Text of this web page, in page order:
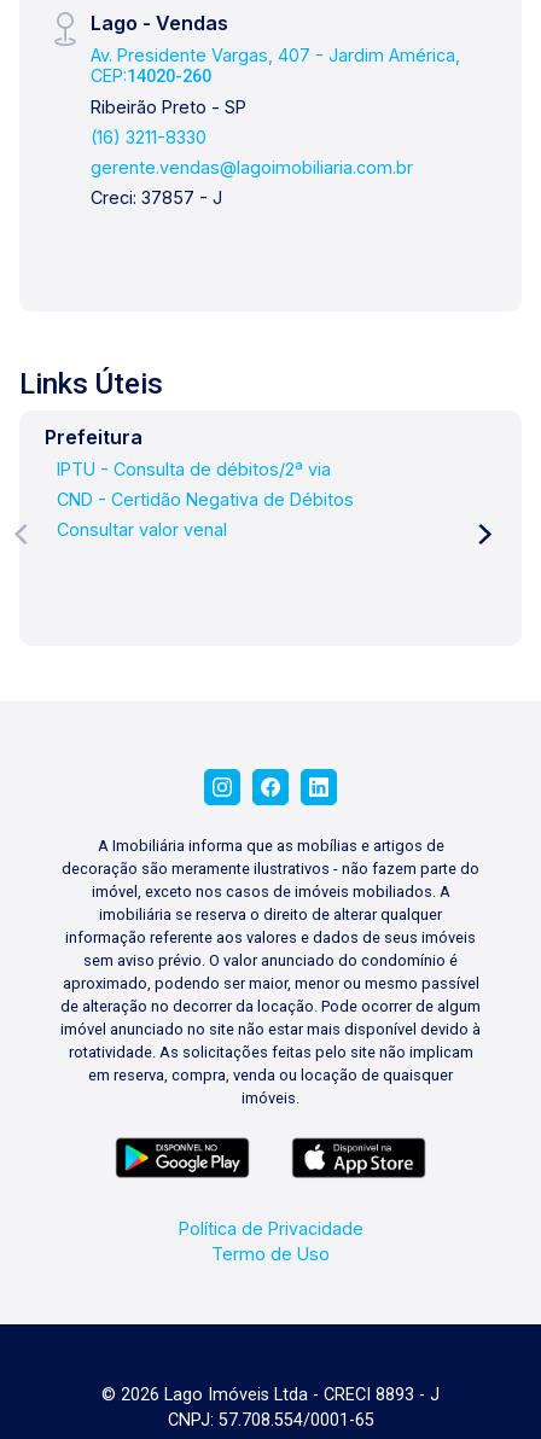
Lago - Vendas
Av. Presidente Vargas, 407 - Jardim América,
CEP:14020-260
Ribeirão Preto - SP
(16) 3211-8330
gerente.vendas@lagoimobiliaria.com.br
Creci: 37857 - J
Links Úteis
Prefeitura
IPTU - Consulta de débitos/2ª via
CND - Certidão Negativa de Débitos
Consultar valor venal
A Imobiliária informa que as mobílias e artigos de
decoração são meramente ilustrativos - não fazem parte do
imóvel, exceto nos casos de imóveis mobiliados. A
imobiliária se reserva o direito de alterar qualquer
informação referente aos valores e dados de seus imóveis
sem aviso prévio. O valor anunciado do condomínio é
aproximado, podendo ser maior, menor ou mesmo passível
de alteração no decorrer da locação. Pode ocorrer de algum
imóvel anunciado no site não estar mais disponível devido à
rotatividade. As solicitações feitas pelo site não implicam
em reserva, compra, venda ou locação de quaisquer
imóveis.
Política de Privacidade
Termo de Uso
© 2026 Lago Imóveis Ltda - CRECI 8893 - J
CNPJ: 57.708.554/0001-65